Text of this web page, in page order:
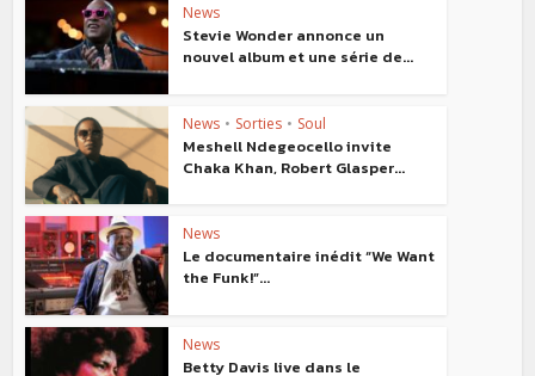
News
Stevie Wonder annonce un
nouvel album et une série de...
News • Sorties • Soul
Meshell Ndegeocello invite
Chaka Khan, Robert Glasper...
News
Le documentaire inédit “We Want
the Funk!”...
News
Betty Davis live dans le